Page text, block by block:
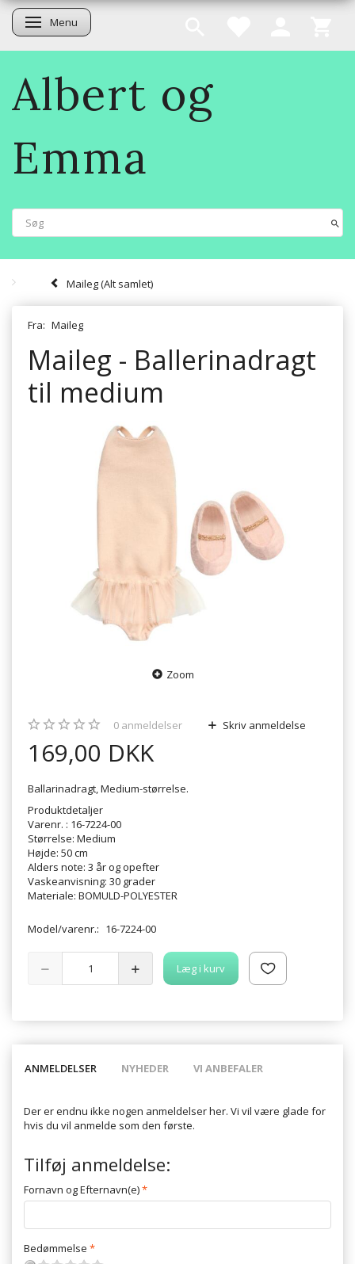
Skifte navigation
Menu
Albert og
Emma
Maileg (Alt samlet)
Fra: Maileg
Maileg - Ballerinadragt
til medium
Zoom
0 anmeldelser Skriv anmeldelse
169,00 DKK
Ballarinadragt, Medium-størrelse.
Produktdetaljer
Varenr. : 16-7224-00
Størrelse: Medium
Højde: 50 cm
Alders note: 3 år og opefter
Vaskeanvisning: 30 grader
Materiale: BOMULD-POLYESTER
Model/varenr.: 16-7224-00
Læg i kurv
ANMELDELSER NYHEDER VI ANBEFALER
Der er endnu ikke nogen anmeldelser her. Vi vil være glade for
hvis du vil anmelde som den første.
Tilføj anmeldelse:
Fornavn og Efternavn(e)
Bedømmelse